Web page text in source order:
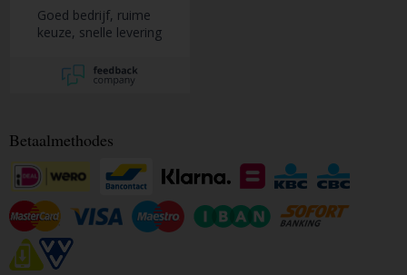
Goed bedrijf, ruime
keuze, snelle levering
Betaalmethodes